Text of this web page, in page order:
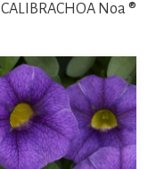
CALIBRACHOA Noa ®